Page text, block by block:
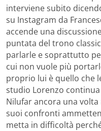
interviene subito
su Instagram da
accende una
puntata del trono
parlarle e soprattutto
cui non vuole più
proprio lui è quello che
studio Lorenzo
Nilufar ancora una
suoi confronti
metta in difficoltà